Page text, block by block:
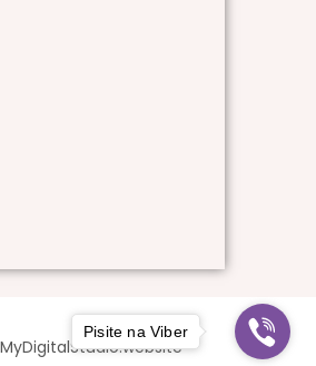
Pisite na Viber